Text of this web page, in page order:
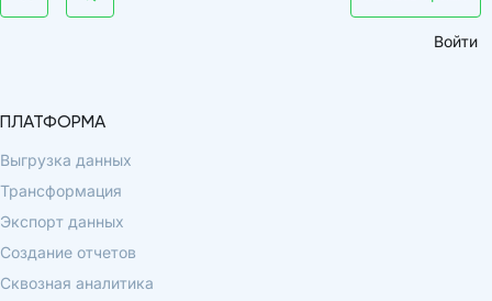
Войти
ПЛАТФОРМА
Выгрузка данных
Трансформация
Экспорт данных
Создание отчетов
Сквозная аналитика